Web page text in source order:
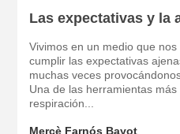
Las expectativas y la
Vivimos en un medio que
cumplir las expectativas
muchas veces
Una de las herramientas
respiración...
Mercè Farnós Bayot